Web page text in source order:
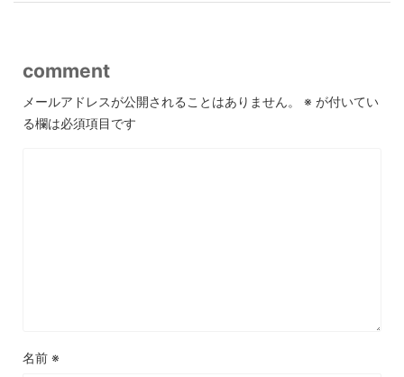
comment
メールアドレスが公開されることはありません。 ※ が付いてい
る欄は必須項目です
名前 ※